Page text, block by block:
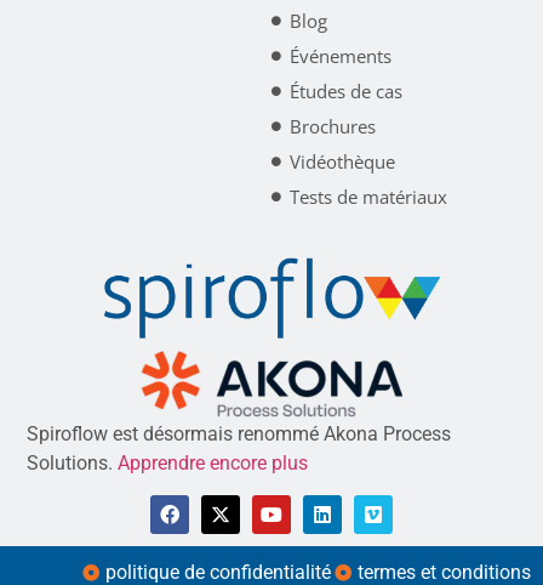
Blog
Événements
Études de cas
Brochures
Vidéothèque
Tests de matériaux
Spiroflow est désormais renommé Akona Process
Solutions.Apprendre encore plus
politique de confidentialité termes et conditions